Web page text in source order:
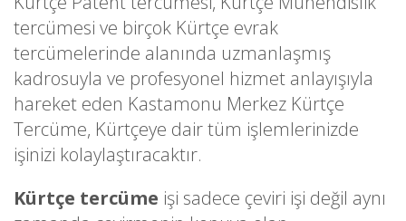
tercümesi ve birçok Kürtçe evrak
tercümelerinde alanında uzmanlaşmış
kadrosuyla ve profesyonel hizmet anlayışıyla
hareket eden Kastamonu Merkez Kürtçe
Tercüme, Kürtçeye dair tüm işlemlerinizde
işinizi kolaylaştıracaktır.
Kürtçe tercüme işi sadece çeviri işi değil aynı